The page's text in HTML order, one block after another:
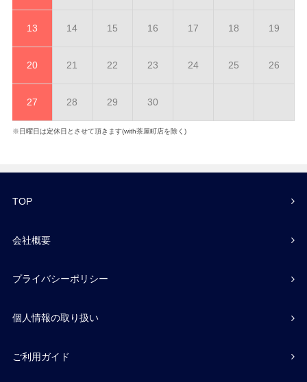
13 14 15 16 17 18 19
20 21 22 23 24 25 26
27 28 29 30
※日曜日は定休日とさせて頂きます(with茶屋町店を除く)
TOP
会社概要
プライバシーポリシー
個人情報の取り扱い
ご利用ガイド